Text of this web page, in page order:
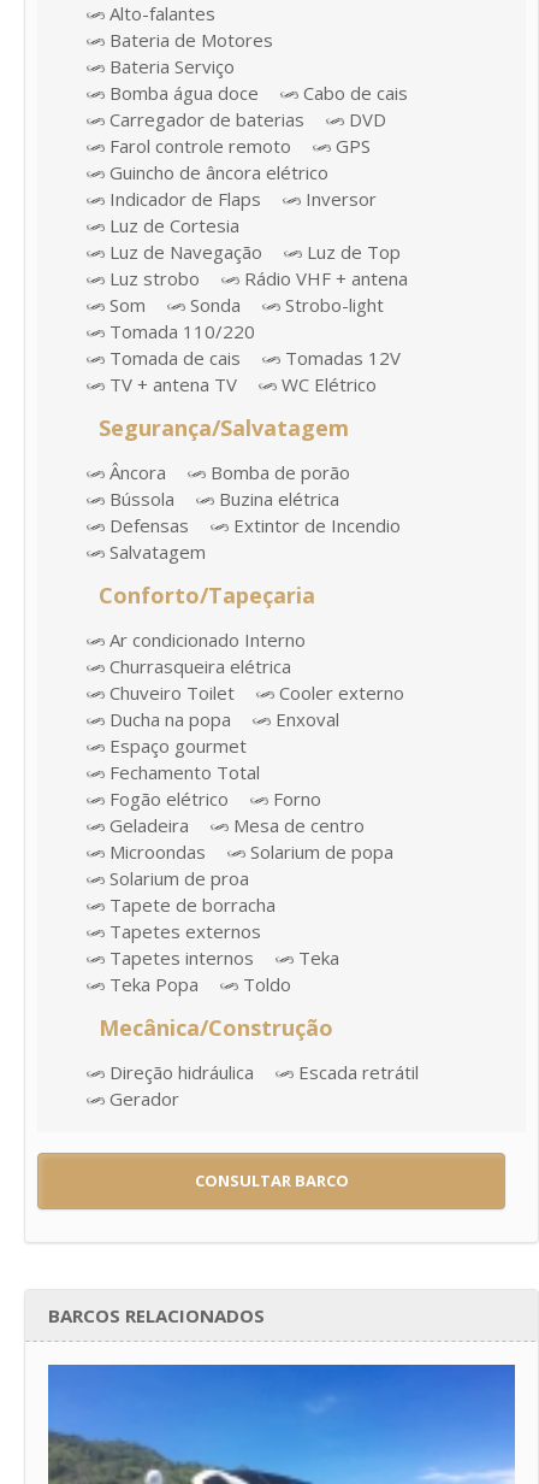
Alto-falantes
Bateria de Motores
Bateria Serviço
Bomba água doce
Cabo de cais
Carregador de baterias
DVD
Farol controle remoto
GPS
Guincho de âncora elétrico
Indicador de Flaps
Inversor
Luz de Cortesia
Luz de Navegação
Luz de Top
Luz strobo
Rádio VHF + antena
Som
Sonda
Strobo-light
Tomada 110/220
Tomada de cais
Tomadas 12V
TV + antena TV
WC Elétrico
Segurança/Salvatagem
Âncora
Bomba de porão
Bússola
Buzina elétrica
Defensas
Extintor de Incendio
Salvatagem
Conforto/Tapeçaria
Ar condicionado Interno
Churrasqueira elétrica
Chuveiro Toilet
Cooler externo
Ducha na popa
Enxoval
Espaço gourmet
Fechamento Total
Fogão elétrico
Forno
Geladeira
Mesa de centro
Microondas
Solarium de popa
Solarium de proa
Tapete de borracha
Tapetes externos
Tapetes internos
Teka
Teka Popa
Toldo
Mecânica/Construção
Direção hidráulica
Escada retrátil
Gerador
CONSULTAR BARCO
BARCOS RELACIONADOS